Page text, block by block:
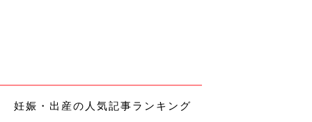
妊娠・出産の人気記事ランキング